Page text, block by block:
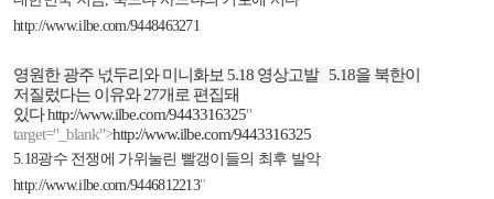
http://www.ilbe.com/9448463271
영원한 광주 넋두리와 미니화보 5.18 영상고발5.18을 북한이
저질렀다는 이유와27개로 편집돼
있다 http://www.ilbe.com/9443316325"
target="_blank">http://www.ilbe.com/9443316325
5.18광수 전쟁에 가위눌린 빨갱이들의 최후 발악
http://www.ilbe.com/9446812213"